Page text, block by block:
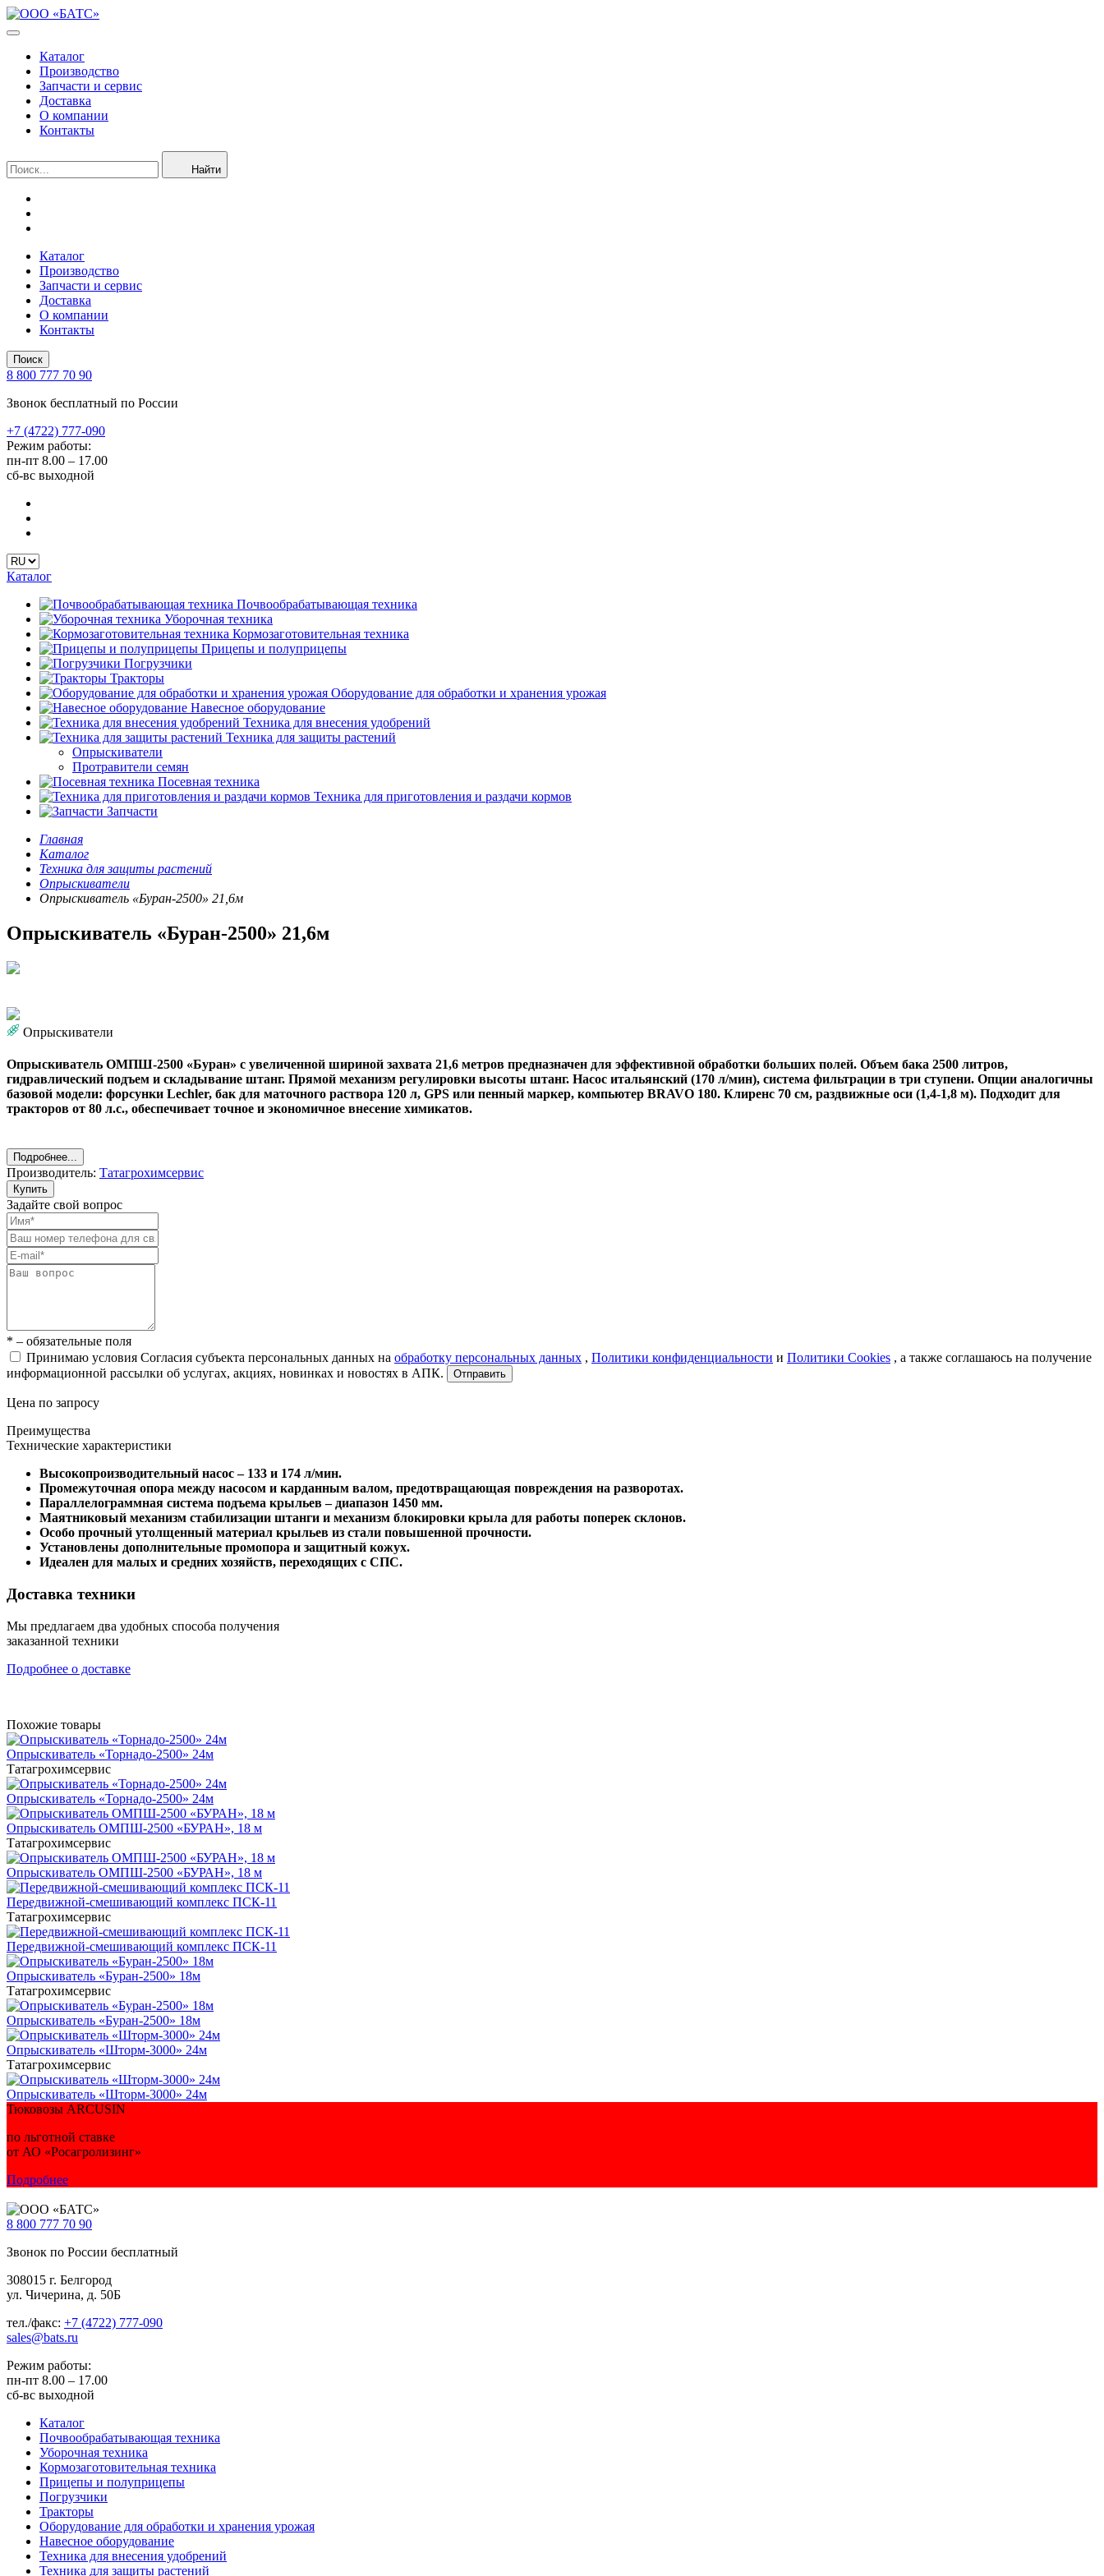
Каталог
Производство
Запчасти и сервис
Доставка
О компании
Контакты
Найти
Каталог
Производство
Запчасти и сервис
Доставка
О компании
Контакты
Поиск
8 800 777 70 90
Звонок бесплатный по России
+7 (4722) 777-090
Режим работы:
пн-пт 8.00 – 17.00
сб-вс выходной
Каталог
Почвообрабатывающая техника
Уборочная техника
Кормозаготовительная техника
Прицепы и полуприцепы
Погрузчики
Тракторы
Оборудование для обработки и хранения урожая
Навесное оборудование
Техника для внесения удобрений
Техника для защиты растений
Опрыскиватели
Протравители семян
Посевная техника
Техника для приготовления и раздачи кормов
Запчасти
Главная
Каталог
Техника для защиты растений
Опрыскиватели
Опрыскиватель «Буран-2500» 21,6м
Опрыскиватель «Буран-2500» 21,6м
Опрыскиватели
Опрыскиватель ОМПШ-2500 «Буран» с увеличенной шириной захвата 21,6 метров предназначен для эффективной обработки больших полей. Объем бака 2500 литров,
гидравлический подъем и складывание штанг. Прямой механизм регулировки высоты штанг. Насос итальянский (170 л/мин), система фильтрации в три ступени. Опции аналогичны
базовой модели: форсунки Lechler, бак для маточного раствора 120 л, GPS или пенный маркер, компьютер BRAVO 180. Клиренс 70 см, раздвижные оси (1,4-1,8 м). Подходит для
тракторов от 80 л.с., обеспечивает точное и экономичное внесение химикатов.
Подробнее...
Производитель: Татагрохимсервис
Купить
Задайте свой вопрос
* – обязательные поля
Принимаю условия Согласия субъекта персональных данных на обработку персональных данных , Политики конфиденциальности и Политики Cookies , а также соглашаюсь на получение
информационной рассылки об услугах, акциях, новинках и новостях в АПК.
Отправить
Цена по запросу
Преимущества
Технические характеристики
Высокопроизводительный насос – 133 и 174 л/мин.
Промежуточная опора между насосом и карданным валом, предотвращающая повреждения на разворотах.
Параллелограммная система подъема крыльев – диапазон 1450 мм.
Маятниковый механизм стабилизации штанги и механизм блокировки крыла для работы поперек склонов.
Особо прочный утолщенный материал крыльев из стали повышенной прочности.
Установлены дополнительные промопора и защитный кожух.
Идеален для малых и средних хозяйств, переходящих с СПС.
Доставка техники
Мы предлагаем два удобных способа получения
заказанной техники
Подробнее о доставке
Похожие товары
Опрыскиватель «Торнадо-2500» 24м
Татагрохимсервис
Опрыскиватель «Торнадо-2500» 24м
Опрыскиватель ОМПШ-2500 «БУРАН», 18 м
Татагрохимсервис
Опрыскиватель ОМПШ-2500 «БУРАН», 18 м
Передвижной-смешивающий комплекс ПСК-11
Татагрохимсервис
Передвижной-смешивающий комплекс ПСК-11
Опрыскиватель «Буран-2500» 18м
Татагрохимсервис
Опрыскиватель «Буран-2500» 18м
Опрыскиватель «Шторм-3000» 24м
Татагрохимсервис
Опрыскиватель «Шторм-3000» 24м
Тюковозы ARCUSIN
по льготной ставке
от АО «Росагролизинг»
Подробнее
8 800 777 70 90
Звонок по России бесплатный
308015 г. Белгород
ул. Чичерина, д. 50Б
тел./факс: +7 (4722) 777-090
sales@bats.ru
Режим работы:
пн-пт 8.00 – 17.00
сб-вс выходной
Каталог
Почвообрабатывающая техника
Уборочная техника
Кормозаготовительная техника
Прицепы и полуприцепы
Погрузчики
Тракторы
Оборудование для обработки и хранения урожая
Навесное оборудование
Техника для внесения удобрений
Техника для защиты растений